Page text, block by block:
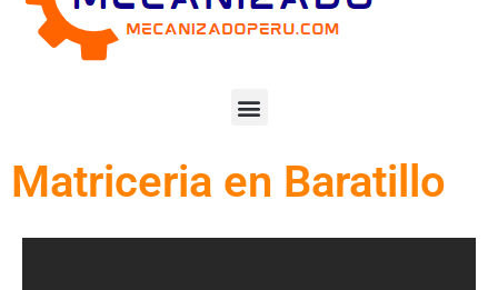
Matriceria en Baratillo